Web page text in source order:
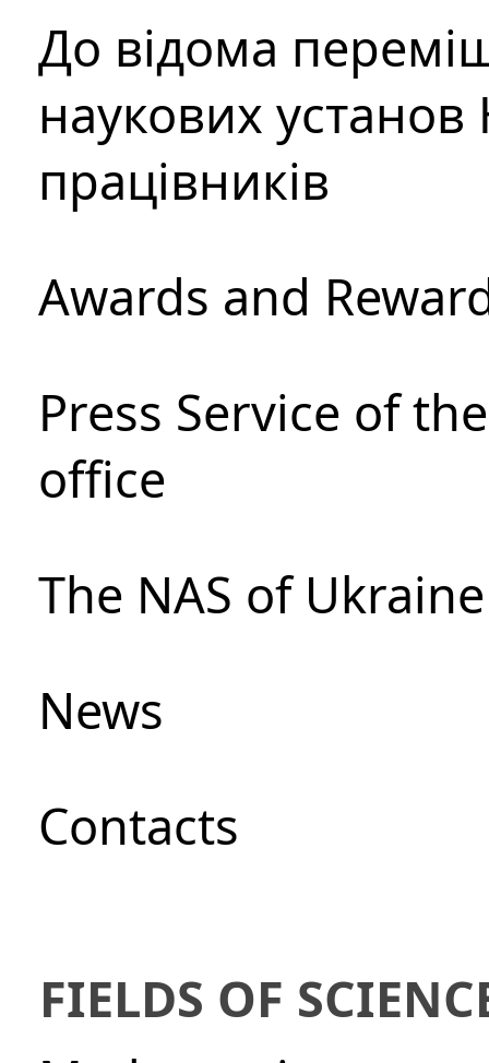
До відома
наукових установ
працівників
Awards and
Press Service of
office
The NAS of
News
Сontacts
FIELDS OF